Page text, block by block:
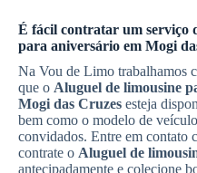
É fácil contratar um serviço
para aniversário em Mogi
Na Vou de Limo trabalhamos
que o Aluguel de limousine
Mogi das Cruzes esteja
bem como o modelo de
convidados. Entre em contato
contrate o Aluguel de
antecipadamente e colecione